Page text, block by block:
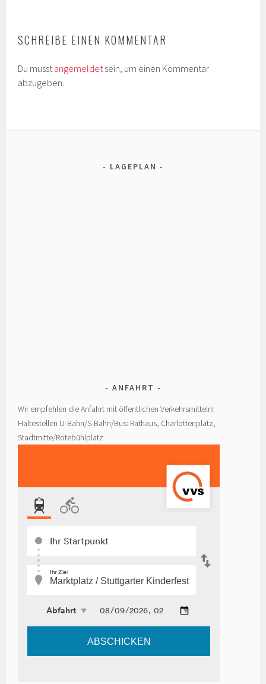
SCHREIBE EINEN KOMMENTAR
Du musstangemeldetsein, um einen Kommentar
abzugeben.
LAGEPLAN
ANFAHRT
Wir empfehlen die Anfahrt mit öffentlichen Verkehrsmitteln!
Haltestellen U-Bahn/S-Bahn/Bus: Rathaus, Charlottenplatz,
Stadtmitte/Rotebühlplatz